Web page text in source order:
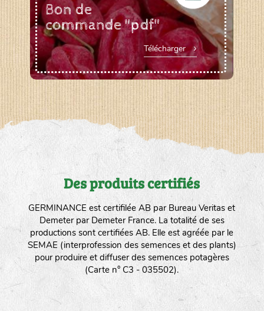
Bon de
commande "pdf"
Télécharger
Des produits certifiés
GERMINANCE est certifilée AB par Bureau Veritas et
Demeter par Demeter France. La totalité de ses
productions sont certifiées AB. Elle est agréée par le
SEMAE (interprofession des semences et des plants)
pour produire et diffuser des semences potagères
(Carte n° C3 - 035502).